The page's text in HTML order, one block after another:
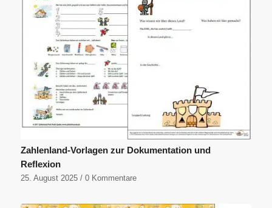
Zahlenland-Vorlagen zur Dokumentation und
Reflexion
25. August 2025 / 0 Kommentare